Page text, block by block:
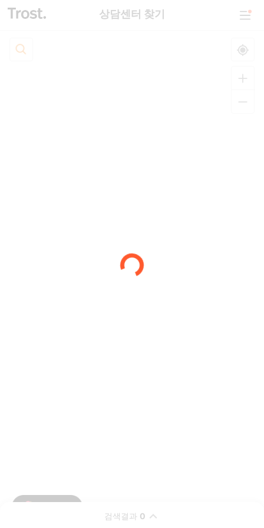
상담센터 찾기
검색결과 0